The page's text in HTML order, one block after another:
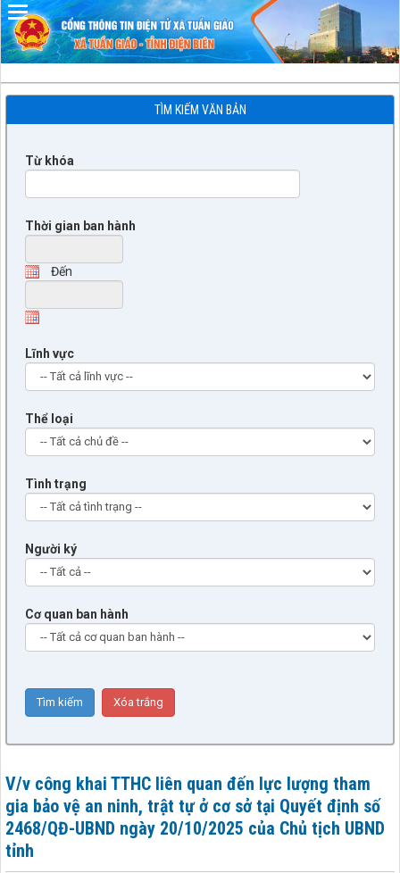
TÌM KIẾM VĂN BẢN
Từ khóa
Thời gian ban hành
Đến
Lĩnh vực
Thể loại
Tình trạng
Người ký
Cơ quan ban hành
V/v công khai TTHC liên quan đến lực lượng tham
gia bảo vệ an ninh, trật tự ở cơ sở tại Quyết định số
2468/QĐ-UBND ngày 20/10/2025 của Chủ tịch UBND
tỉnh
Đã kết nối EMC